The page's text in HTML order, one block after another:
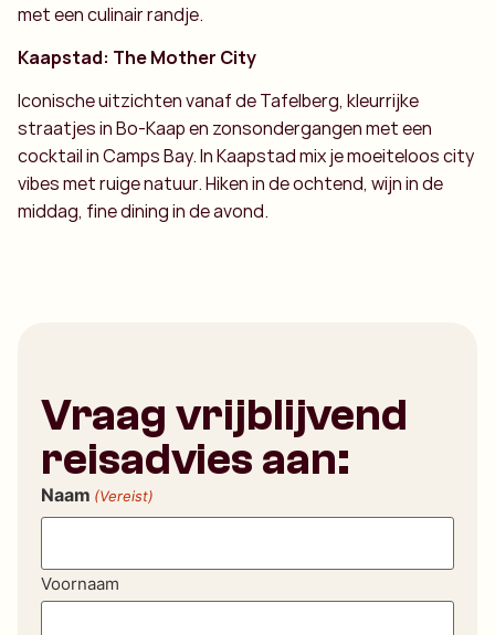
met een culinair randje.
Kaapstad: The Mother City
Iconische uitzichten vanaf de Tafelberg, kleurrijke
straatjes in Bo-Kaap en zonsondergangen met een
cocktail in Camps Bay. In Kaapstad mix je moeiteloos city
vibes met ruige natuur. Hiken in de ochtend, wijn in de
middag, fine dining in de avond.
Vraag vrijblijvend
reisadvies aan:
Naam (Vereist)
Voornaam